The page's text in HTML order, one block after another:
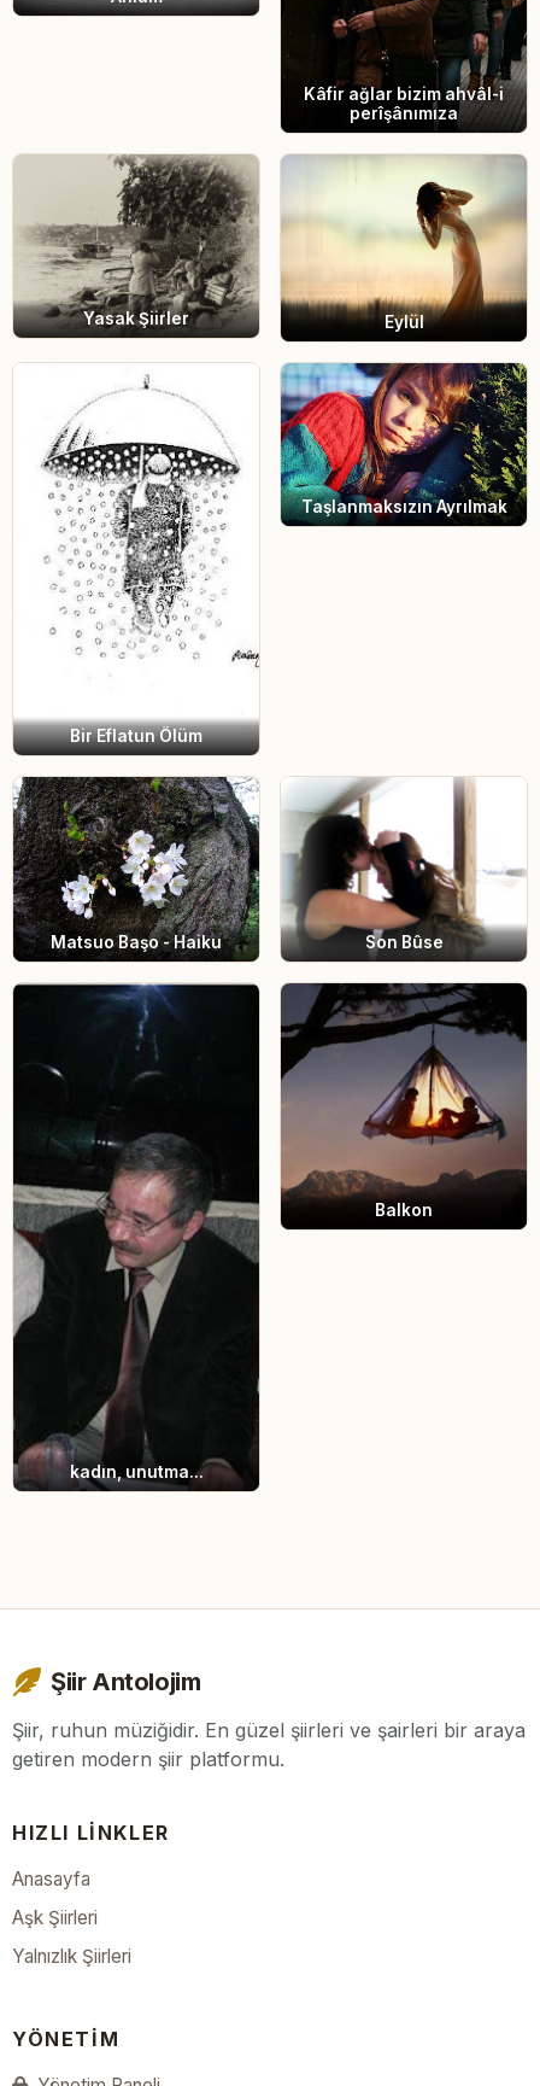
Kâfir ağlar bizim ahvâl-i
perîşânımıza
Yasak Şiirler Eylül
Bir Eflatun Ölüm
Taşlanmaksızın Ayrılmak
Matsuo Başo - Haiku Son Bûse
kadın, unutma...
Balkon
Şiir Antolojim
Şiir, ruhun müziğidir. En güzel şiirleri ve şairleri bir araya
getiren modern şiir platformu.
HIZLI LINKLER
Anasayfa
Aşk Şiirleri
Yalnızlık Şiirleri
YÖNETIM